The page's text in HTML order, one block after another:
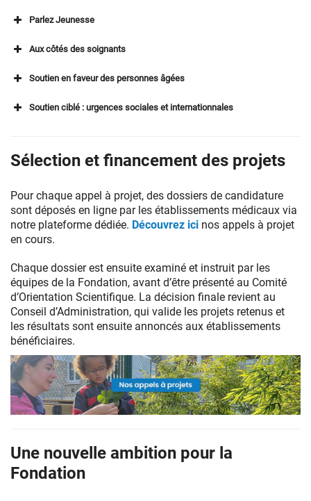
Parlez Jeunesse
Aux côtés des soignants
Soutien en faveur des personnes âgées
Soutien ciblé : urgences sociales et internationnales
Sélection et financement des projets
Pour chaque appel à projet, des dossiers de candidature
sont déposés en ligne par les établissements médicaux via
notre plateforme dédiée. Découvrez ici nos appels à projet
en cours.
Chaque dossier est ensuite examiné et instruit par les
équipes de la Fondation, avant d’être présenté au Comité
d’Orientation Scientifique. La décision finale revient au
Conseil d’Administration, qui valide les projets retenus et
les résultats sont ensuite annoncés aux établissements
bénéficiaires.
appels
à
projets
Une nouvelle ambition pour la
Fondation